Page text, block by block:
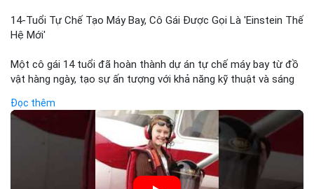
14-Tuổi Tự Chế Tạo Máy Bay, Cô Gái Được Gọi Là 'Einstein Thế
Hệ Mới'
Một cô gái 14 tuổi đã hoàn thành dự án tự chế máy bay từ đồ
vật hàng ngày, tạo sự ấn tượng với khả năng kỹ thuật và sáng
trình cô girl thiết kế, sản xuất và thử nghiệm máy bay, được
nhiều người so sánh với trí tuệ của Einstein. Thành tựu này
không chỉ thể hiện khả năng học tập nhanh chóng mà còn thể
hiện tiềm năng của thế hệ trẻ trong lĩnh vực công nghệ. Mặc
dù chưa liên quan trực tiếp đến tài chính hoặc crypto, sự phát
triển của công nghệ mới thường tạo cơ hội đầu tư hoặc ứng
Đọc thêm